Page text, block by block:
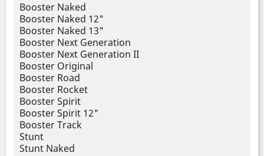
Booster Naked
Booster Naked 12"
Booster Naked 13"
Booster Next Generation
Booster Next Generation II
Booster Original
Booster Road
Booster Rocket
Booster Spirit
Booster Spirit 12"
Booster Track
Stunt
Stunt Naked